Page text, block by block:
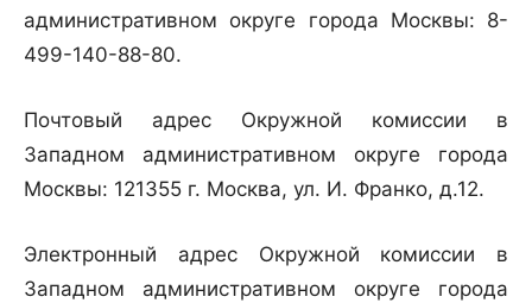
административном округе города Москвы: 8-
499-140-88-80.
Почтовый адрес Окружной комиссии в
Западном административном округе города
Москвы: 121355 г. Москва, ул. И. Франко, д.12.
Электронный адрес Окружной комиссии в
Западном административном округе города